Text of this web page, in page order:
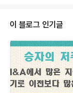
정 철회를 요구하기도 했
기의 훈련 공역이 포함된
정에 대해 불필요한 선동
기와 무인정찰기인 글로
려하고 있고, 우리나라도
중국 국방무관을 불러들여
이 블로그 인기글